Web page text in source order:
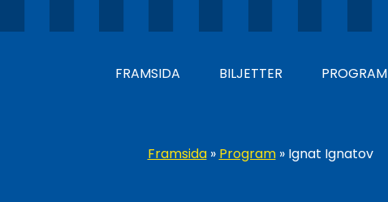
FRAMSIDA BILJETTER PROGRAM
Framsida» Program» Ignat Ignatov